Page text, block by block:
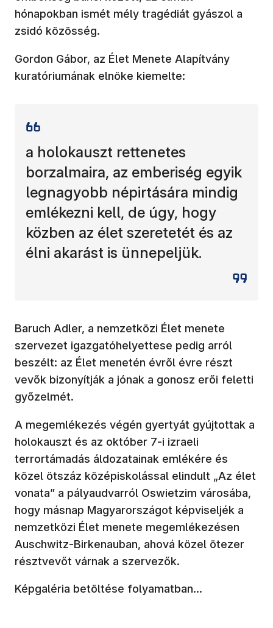
hónapokban ismét mély tragédiát gyászol a
zsidó közösség.
Gordon Gábor, az Élet Menete Alapítvány
kuratóriumának elnöke kiemelte:
a holokauszt rettenetes
borzalmaira, az emberiség egyik
legnagyobb népirtására mindig
emlékezni kell, de úgy, hogy
közben az élet szeretetét és az
élni akarást is ünnepeljük.
Baruch Adler, a nemzetközi Élet menete
szervezet igazgatóhelyettese pedig arról
beszélt: az Élet menetén évről évre részt
vevők bizonyítják a jónak a gonosz erői feletti
győzelmét.
A megemlékezés végén gyertyát gyújtottak a
holokauszt és az október 7-i izraeli
terrortámadás áldozatainak emlékére és
közel ötszáz középiskolással elindult „Az élet
vonata” a pályaudvarról Oswietzim városába,
hogy másnap Magyarországot képviseljék a
nemzetközi Élet menete megemlékezésen
Auschwitz-Birkenauban, ahová közel ötezer
résztvevőt várnak a szervezők.
Képgaléria betöltése folyamatban...